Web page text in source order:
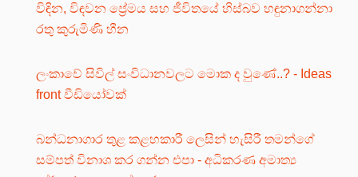
විඳින, විඳවන ප්‍රේමය සහ ජීවිතයේ හිස්බව හඳුනාගන්නා
රතු කුරුමිණි හීන
ලංකාවේ සිවිල් සංවිධානවලට මොක ද වුණේ..? - Ideas
front වීඩියෝවක්
බන්ධනාගාර තුළ කළහකාරී ලෙසින් හැසිරී තමන්ගේ
සම්පත් විනාශ කර ගන්න එපා - අධිකරණ අමාත්‍ය